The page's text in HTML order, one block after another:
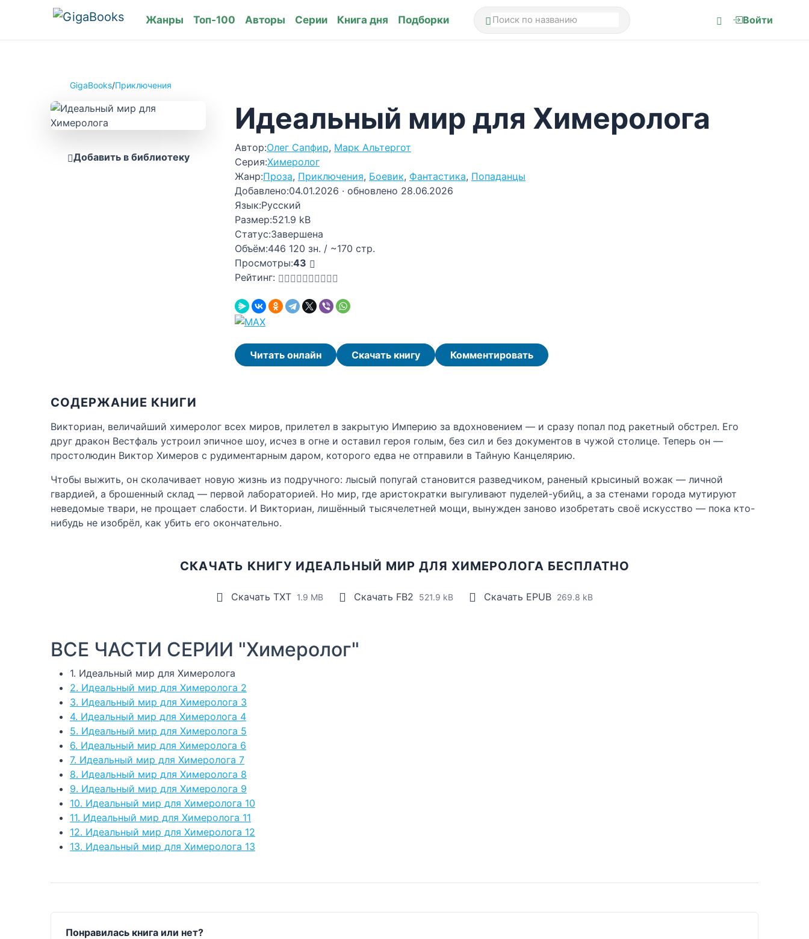
Жанры Топ-100 Авторы Серии Книга дня Подборки Войти
GigaBooks/Приключения
Добавить в библиотеку
Идеальный мир для Химеролога
Автор:Олег Сапфир, Марк Альтергот
Серия:Химеролог
Жанр:Проза, Приключения, Боевик, Фантастика, Попаданцы
Добавлено:04.01.2026 · обновлено 28.06.2026
Язык:Русский
Размер:521.9 kB
Статус:Завершена
Объём:446 120 зн. / ~170 стр.
Просмотры:43
Рейтинг:
Читать онлайн Скачать книгу Комментировать
СОДЕРЖАНИЕ КНИГИ
Викториан, величайший химеролог всех миров, прилетел в закрытую Империю за вдохновением — и сразу попал под ракетный обстрел. Его
друг дракон Вестфаль устроил эпичное шоу, исчез в огне и оставил героя голым, без сил и без документов в чужой столице. Теперь он —
простолюдин Виктор Химеров с рудиментарным даром, которого едва не отправили в Тайную Канцелярию.
Чтобы выжить, он сколачивает новую жизнь из подручного: лысый попугай становится разведчиком, раненый крысиный вожак — личной
гвардией, а брошенный склад — первой лабораторией. Но мир, где аристократки выгуливают пуделей-убийц, а за стенами города мутируют
неведомые твари, не прощает слабости. И Викториан, лишённый тысячелетней мощи, вынужден заново изобретать своё искусство — пока кто-
нибудь не изобрёл, как убить его окончательно.
СКАЧАТЬ КНИГУ ИДЕАЛЬНЫЙ МИР ДЛЯ ХИМЕРОЛОГА БЕСПЛАТНО
Скачать TXT 1.9 MB Скачать FB2 521.9 kB Скачать EPUB 269.8 kB
ВСЕ ЧАСТИ СЕРИИ "Химеролог"
1. Идеальный мир для Химеролога
2. Идеальный мир для Химеролога 2
3. Идеальный мир для Химеролога 3
4. Идеальный мир для Химеролога 4
5. Идеальный мир для Химеролога 5
6. Идеальный мир для Химеролога 6
7. Идеальный мир для Химеролога 7
8. Идеальный мир для Химеролога 8
9. Идеальный мир для Химеролога 9
10. Идеальный мир для Химеролога 10
11. Идеальный мир для Химеролога 11
12. Идеальный мир для Химеролога 12
13. Идеальный мир для Химеролога 13
Понравилась книга или нет?